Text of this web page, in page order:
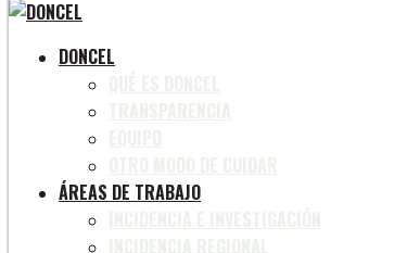
DONCEL
ÁREAS DE TRABAJO